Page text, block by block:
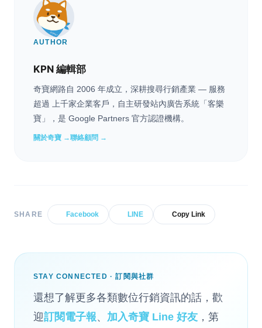
AUTHOR
KPN 編輯部
奇寶網路自 2006 年成立，深耕搜尋行銷產業 — 服務
超過 上千家企業客戶，自主研發站內廣告系統「客樂
寶」，是 Google Partners 官方認證機構。
關於奇寶 →聯絡顧問 →
SHARE Facebook LINE Copy Link
STAY CONNECTED · 訂閱與社群
還想了解更多各類數位行銷資訊的話，歡
迎訂閱電子報、 加入奇寶 Line 好友 ，第